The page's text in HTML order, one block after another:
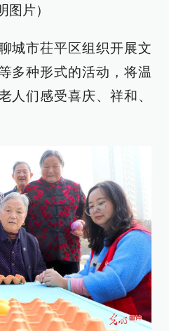
图片）
城市茌平区组织开展文
多种形式的活动，将温
人们感受喜庆、祥和、